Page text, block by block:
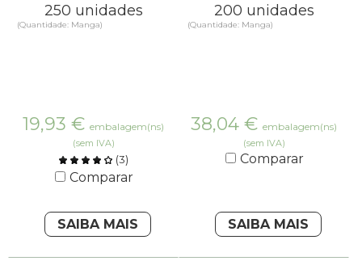
250 unidades
(Quantidade: Manga)
19,93 € embalagem(ns)
(sem IVA)
(3)
Comparar
SAIBA MAIS
200 unidades
(Quantidade: Manga)
38,04 € embalagem(ns)
(sem IVA)
Comparar
SAIBA MAIS